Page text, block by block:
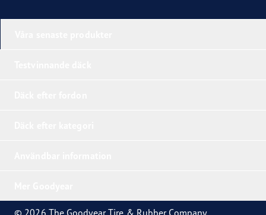
© 2026 The Goodyear Tire & Rubber Company